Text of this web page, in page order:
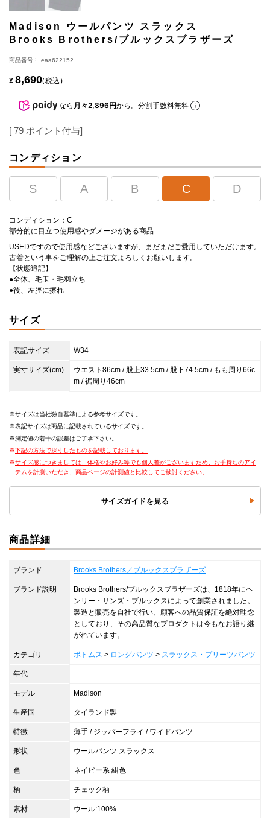
Madison ウールパンツ スラックス
Brooks Brothers/ブルックスブラザーズ
商品番号 eaa622152
¥ 8,690 税込
なら 月々2,896円から。分割手数料無料
[ 79 ポイント付与]
コンディション
S A B C D
コンディション：C
部分的に目立つ使用感やダメージがある商品
USEDですので使用感などございますが、まだまだご愛用していただけます。
古着という事をご理解の上ご注文よろしくお願いします。
【状態追記】
●全体、毛玉・毛羽立ち
●後、左脛に擦れ
サイズ
表記サイズ W34
実寸サイズ(cm)
ウエスト86cm / 股上33.5cm / 股下74.5cm / もも周り66c
m / 裾周り46cm
サイズは当社独自基準による参考サイズです。
表記サイズは商品に記載されているサイズです。
測定値の若干の誤差はご了承下さい。
下記の方法で採寸したものを記載しております。
サイズ感につきましては、体格やお好み等でも個人差がございますため、お手持ちのアイ
テムを計測いただき、商品ページの計測値と比較してご検討ください。
サイズガイドを見る
商品詳細
ブランド Brooks Brothers／ブルックスブラザーズ
ブランド説明
Brooks Brothers/ブルックスブラザーズは、1818年にヘ
ンリー・サンズ・ブルックスによって創業されました。
製造と販売を自社で行い、顧客への品質保証を絶対理念
としており、その高品質なプロダクトは今もなお語り継
がれています。
カテゴリ ボトムス > ロングパンツ > スラックス・プリーツパンツ
年代 -
モデル Madison
生産国 タイランド製
特徴 薄手 / ジッパーフライ / ワイドパンツ
形状 ウールパンツ スラックス
色 ネイビー系 紺色
柄 チェック柄
素材 ウール:100%